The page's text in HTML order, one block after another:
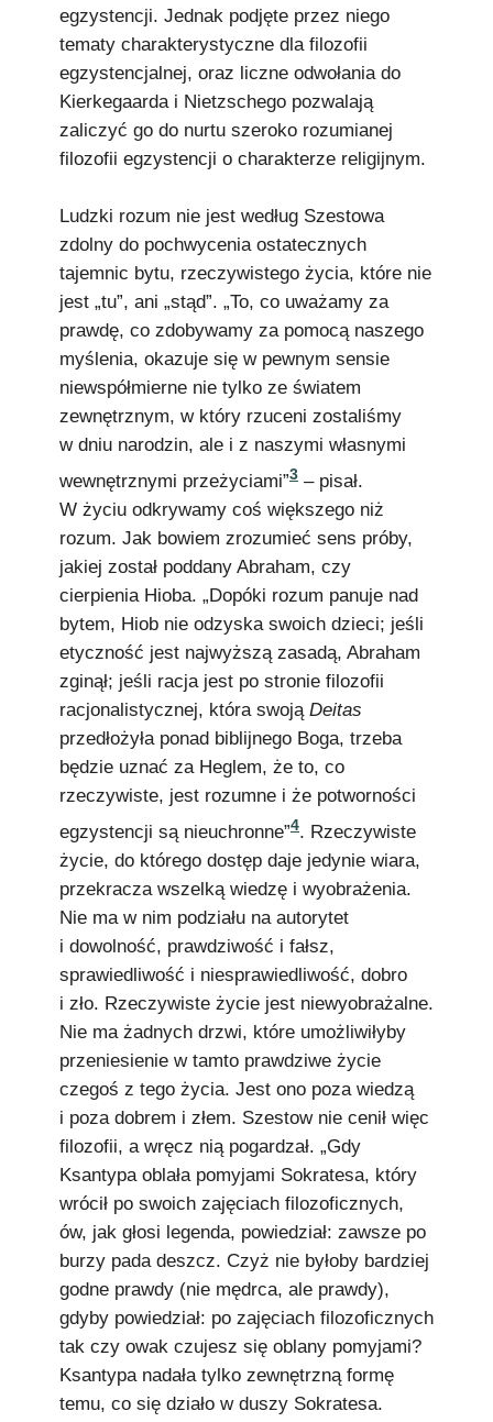
egzystencji. Jednak podjęte przez niego
tematy charakterystyczne dla filozofii
egzystencjalnej, oraz liczne odwołania do
Kierkegaarda i Nietzschego pozwalają
zaliczyć go do nurtu szeroko rozumianej
filozofii egzystencji o charakterze religijnym.
Ludzki rozum nie jest według Szestowa
zdolny do pochwycenia ostatecznych
tajemnic bytu, rzeczywistego życia, które nie
jest „tu”, ani „stąd”. „To, co uważamy za
prawdę, co zdobywamy za pomocą naszego
myślenia, okazuje się w pewnym sensie
niewspółmierne nie tylko ze światem
zewnętrznym, w który rzuceni zostaliśmy
w dniu narodzin, ale i z naszymi własnymi
wewnętrznymi przeżyciami”3 – pisał.
W życiu odkrywamy coś większego niż
rozum. Jak bowiem zrozumieć sens próby,
jakiej został poddany Abraham, czy
cierpienia Hioba. „Dopóki rozum panuje nad
bytem, Hiob nie odzyska swoich dzieci; jeśli
etyczność jest najwyższą zasadą, Abraham
zginął; jeśli racja jest po stronie filozofii
racjonalistycznej, która swoją Deitas
przedłożyła ponad biblijnego Boga, trzeba
będzie uznać za Heglem, że to, co
rzeczywiste, jest rozumne i że potworności
egzystencji są nieuchronne”4. Rzeczywiste
życie, do którego dostęp daje jedynie wiara,
przekracza wszelką wiedzę i wyobrażenia.
Nie ma w nim podziału na autorytet
i dowolność, prawdziwość i fałsz,
sprawiedliwość i niesprawiedliwość, dobro
i zło. Rzeczywiste życie jest niewyobrażalne.
Nie ma żadnych drzwi, które umożliwiłyby
przeniesienie w tamto prawdziwe życie
czegoś z tego życia. Jest ono poza wiedzą
i poza dobrem i złem. Szestow nie cenił więc
filozofii, a wręcz nią pogardzał. „Gdy
Ksantypa oblała pomyjami Sokratesa, który
wrócił po swoich zajęciach filozoficznych,
ów, jak głosi legenda, powiedział: zawsze po
burzy pada deszcz. Czyż nie byłoby bardziej
godne prawdy (nie mędrca, ale prawdy),
gdyby powiedział: po zajęciach filozoficznych
tak czy owak czujesz się oblany pomyjami?
Ksantypa nadała tylko zewnętrzną formę
temu, co się działo w duszy Sokratesa.